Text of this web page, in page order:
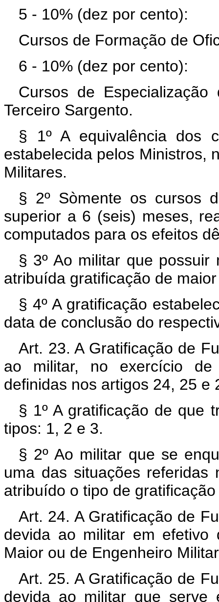
5 - 10% (dez por cento):
Cursos de Formação de
6 - 10% (dez por cento):
Cursos de
Terceiro Sargento.
§ 1º A equivalência dos
estabelecida pelos Ministros,
Militares.
§ 2º Sòmente os cursos
superior a 6 (seis) meses,
computados para os efeitos
§ 3º Ao militar que
atribuída gratificação de
§ 4º A gratificação
data de conclusão do
Art. 23. A Gratificação de
ao militar, no exercício
definidas nos artigos 24, 25 e
§ 1º A gratificação de que
tipos: 1, 2 e 3.
§ 2º Ao militar que se
uma das situações
atribuído o tipo de
Art. 24. A Gratificação de
devida ao militar em efetivo
Maior ou de Engenheiro
Art. 25. A Gratificação de
devida ao militar que